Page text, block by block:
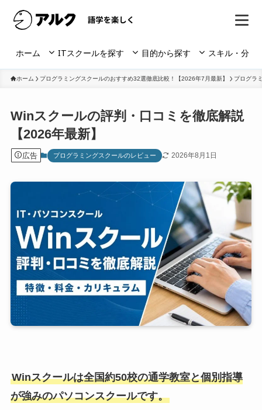
ホーム ITスクールを探す 目的から探す スキル・分野
ホーム プログラミングスクールのおすすめ32選徹底比較！【2026年7月最新】 プログラ
Winスクールの評判・口コミを徹底解説
【2026年最新】
広告 プログラミングスクールのレビュー 2026年8月1日
Winスクールは全国約50校の通学教室と個別指導
が強みのパソコンスクールです。